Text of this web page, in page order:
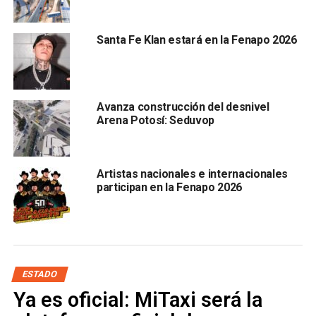
En el refugio temporal instalado en las instalaciones de
Rodeoen la Ciudad de Matehuala se atendieron a 927
hombres, 274 mujeres y 326 niños, niñas y adolescentes,
que sumaron un total de mil 527 personas, 276 menos que
en San Luis Potosí debido a que
trasportistas
cerca de sus destinos al norte del país.
El funcionario detalló las acciones y recursos que se
aplicaron en materias de
seguridad
durante el operativo que se llevó a cabo durante los tres
Santa Fe Klan estará en la Fenapo 2026
Avanza construcción del desnivel
Arena Potosí: Seduvop
Artistas nacionales e internacionales
participan en la Fenapo 2026
ESTADO
Ya es oficial: MiTaxi será la